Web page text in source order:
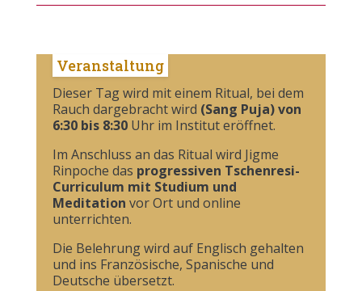
Veranstaltung
Dieser Tag wird mit einem Ritual, bei dem
Rauch dargebracht wird (Sang Puja) von
6:30 bis 8:30Uhr im Institut eröffnet.
Im Anschluss an das Ritual wird Jigme
Rinpoche das progressiven Tschenresi-
Curriculum mit Studium und
Meditation vor Ort und online
unterrichten.
Die Belehrung wird auf Englisch gehalten
und ins Französische, Spanische und
Deutsche übersetzt.